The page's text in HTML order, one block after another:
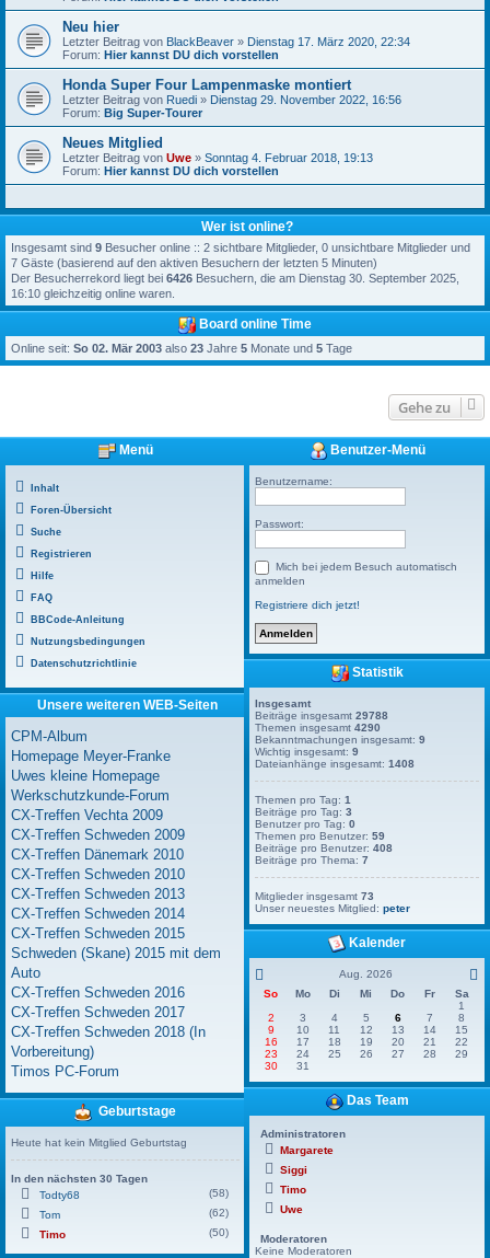
Neu hier
Letzter Beitrag von BlackBeaver » Dienstag 17. März 2020, 22:34
Forum: Hier kannst DU dich vorstellen
Honda Super Four Lampenmaske montiert
Letzter Beitrag von Ruedi » Dienstag 29. November 2022, 16:56
Forum: Big Super-Tourer
Neues Mitglied
Letzter Beitrag von Uwe » Sonntag 4. Februar 2018, 19:13
Forum: Hier kannst DU dich vorstellen
Wer ist online?
Insgesamt sind 9 Besucher online :: 2 sichtbare Mitglieder, 0 unsichtbare Mitglieder und
7 Gäste (basierend auf den aktiven Besuchern der letzten 5 Minuten)
Der Besucherrekord liegt bei 6426 Besuchern, die am Dienstag 30. September 2025,
16:10 gleichzeitig online waren.
Board online Time
Online seit: So 02. Mär 2003 also 23 Jahre 5 Monate und 5 Tage
Gehe zu
Menü
Inhalt
Foren-Übersicht
Suche
Registrieren
Hilfe
FAQ
BBCode-Anleitung
Nutzungsbedingungen
Datenschutzrichtlinie
Unsere weiteren WEB-Seiten
CPM-Album
Homepage Meyer-Franke
Uwes kleine Homepage
Werkschutzkunde-Forum
CX-Treffen Vechta 2009
CX-Treffen Schweden 2009
CX-Treffen Dänemark 2010
CX-Treffen Schweden 2010
CX-Treffen Schweden 2013
CX-Treffen Schweden 2014
CX-Treffen Schweden 2015
Schweden (Skane) 2015 mit dem
Auto
CX-Treffen Schweden 2016
CX-Treffen Schweden 2017
CX-Treffen Schweden 2018 (In
Vorbereitung)
Timos PC-Forum
Geburtstage
Heute hat kein Mitglied Geburtstag
In den nächsten 30 Tagen
Todty68
(58)
Tom
(62)
Timo
(50)
Benutzer-Menü
Benutzername:
Passwort:
Mich bei jedem Besuch automatisch
anmelden
Registriere dich jetzt!
Statistik
Insgesamt
Beiträge insgesamt29788
Themen insgesamt4290
Bekanntmachungen insgesamt:9
Wichtig insgesamt:9
Dateianhänge insgesamt:1408
Themen pro Tag:1
Beiträge pro Tag:3
Benutzer pro Tag:0
Themen pro Benutzer:59
Beiträge pro Benutzer:408
Beiträge pro Thema:7
Mitglieder insgesamt73
Unser neuestes Mitglied:peter
Kalender
Aug. 2026
So
Mo Di Mi Do Fr
Sa
1
2
3 4 5 6 7
8
9
10 11 12 13 14
15
16
17 18 19 20 21
22
23
24 25 26 27 28
29
30
31
Das Team
Administratoren
Margarete
Siggi
Timo
Uwe
Moderatoren
Keine Moderatoren